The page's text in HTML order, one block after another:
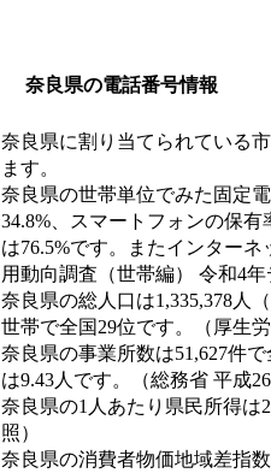
奈良県の電話番号情報
奈良県に割り当てられている市
ます。
奈良県の世帯単位でみた固定
34.8%、スマートフォンの保
は76.5%です。またインター
用動向調査（世帯編） 令和4年
奈良県の総人口は1,335,378人
世帯で全国29位です。（厚生
奈良県の事業所数は51,627件
は9.43人です。（総務省 平成
奈良県の1人あたり県民所得は
照）
奈良県の消費者物価地域差指